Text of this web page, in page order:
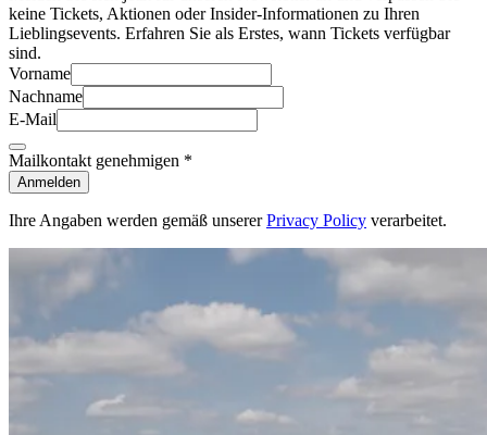
keine Tickets, Aktionen oder Insider-Informationen zu Ihren
Lieblingsevents. Erfahren Sie als Erstes, wann Tickets verfügbar
sind.
Vorname
Nachname
E-Mail
Mailkontakt genehmigen *
Anmelden
Ihre Angaben werden gemäß unsererPrivacy Policy verarbeitet.